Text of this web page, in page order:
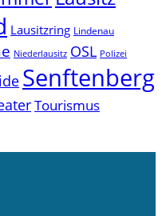
Lausitzring Lindenau
Niederlausitz OSL Polizei
Senftenberg
Tourismus